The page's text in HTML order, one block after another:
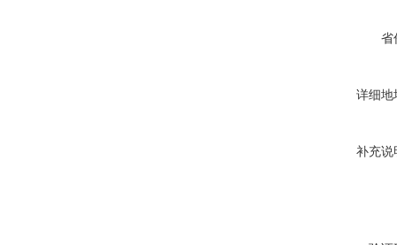
省
详细地
补充说